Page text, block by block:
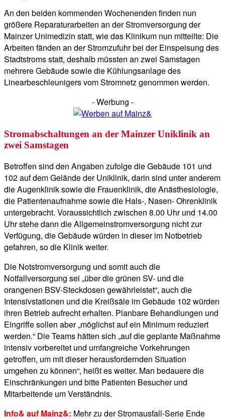
An den beiden kommenden Wochenenden finden nun
größere Reparaturarbeiten an der Stromversorgung der
Mainzer Unimedizin statt, wie das Klinikum nun mitteilte: Die
Arbeiten fänden an der Stromzufuhr bei der Einspeisung des
Stadtstroms statt, deshalb müssten an zwei Samstagen
mehrere Gebäude sowie die Kühlungsanlage des
Linearbeschleunigers vom Stromnetz genommen werden.
- Werbung -
Stromabschaltungen an der Mainzer Uniklinik an
zwei Samstagen
Betroffen sind den Angaben zufolge die Gebäude 101 und
102 auf dem Gelände der Uniklinik, darin sind unter anderem
die Augenklinik sowie die Frauenklinik, die Anästhesiologie,
die Patientenaufnahme sowie die Hals-, Nasen- Ohrenklinik
untergebracht. Voraussichtlich zwischen 8.00 Uhr und 14.00
Uhr stehe dann die Allgemeinstromversorgung nicht zur
Verfügung, die Gebäude würden in dieser im Notbetrieb
gefahren, so die Klinik weiter.
Die Notstromversorgung und somit auch die
Notfallversorgung sei „über die grünen SV- und die
orangenen BSV-Steckdosen gewährleistet“, auch die
Intensivstationen und die Kreißsäle im Gebäude 102 würden
ihren Betrieb aufrecht erhalten. Planbare Behandlungen und
Eingriffe sollen aber „möglichst auf ein Minimum reduziert
werden.“ Die Teams hätten sich „auf die geplante Maßnahme
intensiv vorbereitet und umfangreiche Vorkehrungen
getroffen, um mit dieser herausfordernden Situation
umgehen zu können“, heißt es weiter. Man bedauere die
Einschränkungen und bitte Patienten Besucher und
Mitarbeitende um Verständnis.
Info& auf Mainz&: Mehr zu der Stromausfall-Serie Ende